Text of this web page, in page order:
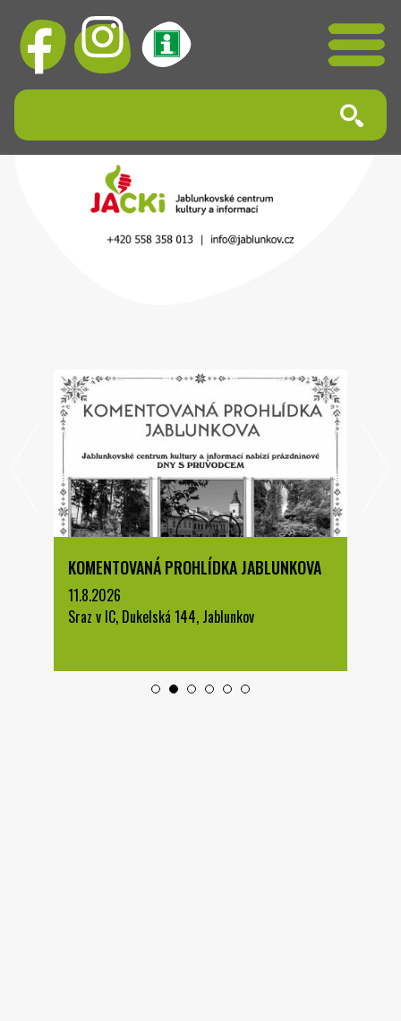
KOMENTOVANÁ PROHLÍDKA JABLUNKOVA
11.8.2026
Sraz v IC, Dukelská 144, Jablunkov